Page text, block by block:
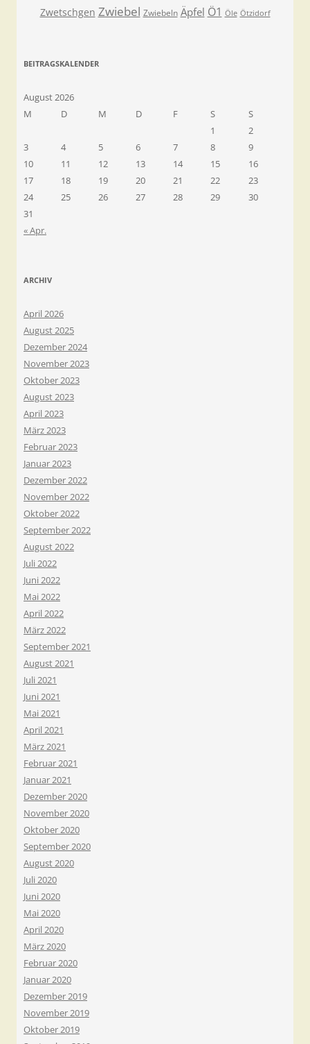
Zwetschgen Zwiebel Zwiebeln Äpfel Ö1 Öle Ötzidorf
BEITRAGSKALENDER
August 2026
M
D M D F S
S
1
2
3
4 5 6 7 8
9
10
11 12 13 14 15
16
17
18 19 20 21 22
23
24
25 26 27 28 29
30
31
« Apr.
ARCHIV
April 2026
August 2025
Dezember 2024
November 2023
Oktober 2023
August 2023
April 2023
März 2023
Februar 2023
Januar 2023
Dezember 2022
November 2022
Oktober 2022
September 2022
August 2022
Juli 2022
Juni 2022
Mai 2022
April 2022
März 2022
September 2021
August 2021
Juli 2021
Juni 2021
Mai 2021
April 2021
März 2021
Februar 2021
Januar 2021
Dezember 2020
November 2020
Oktober 2020
September 2020
August 2020
Juli 2020
Juni 2020
Mai 2020
April 2020
März 2020
Februar 2020
Januar 2020
Dezember 2019
November 2019
Oktober 2019